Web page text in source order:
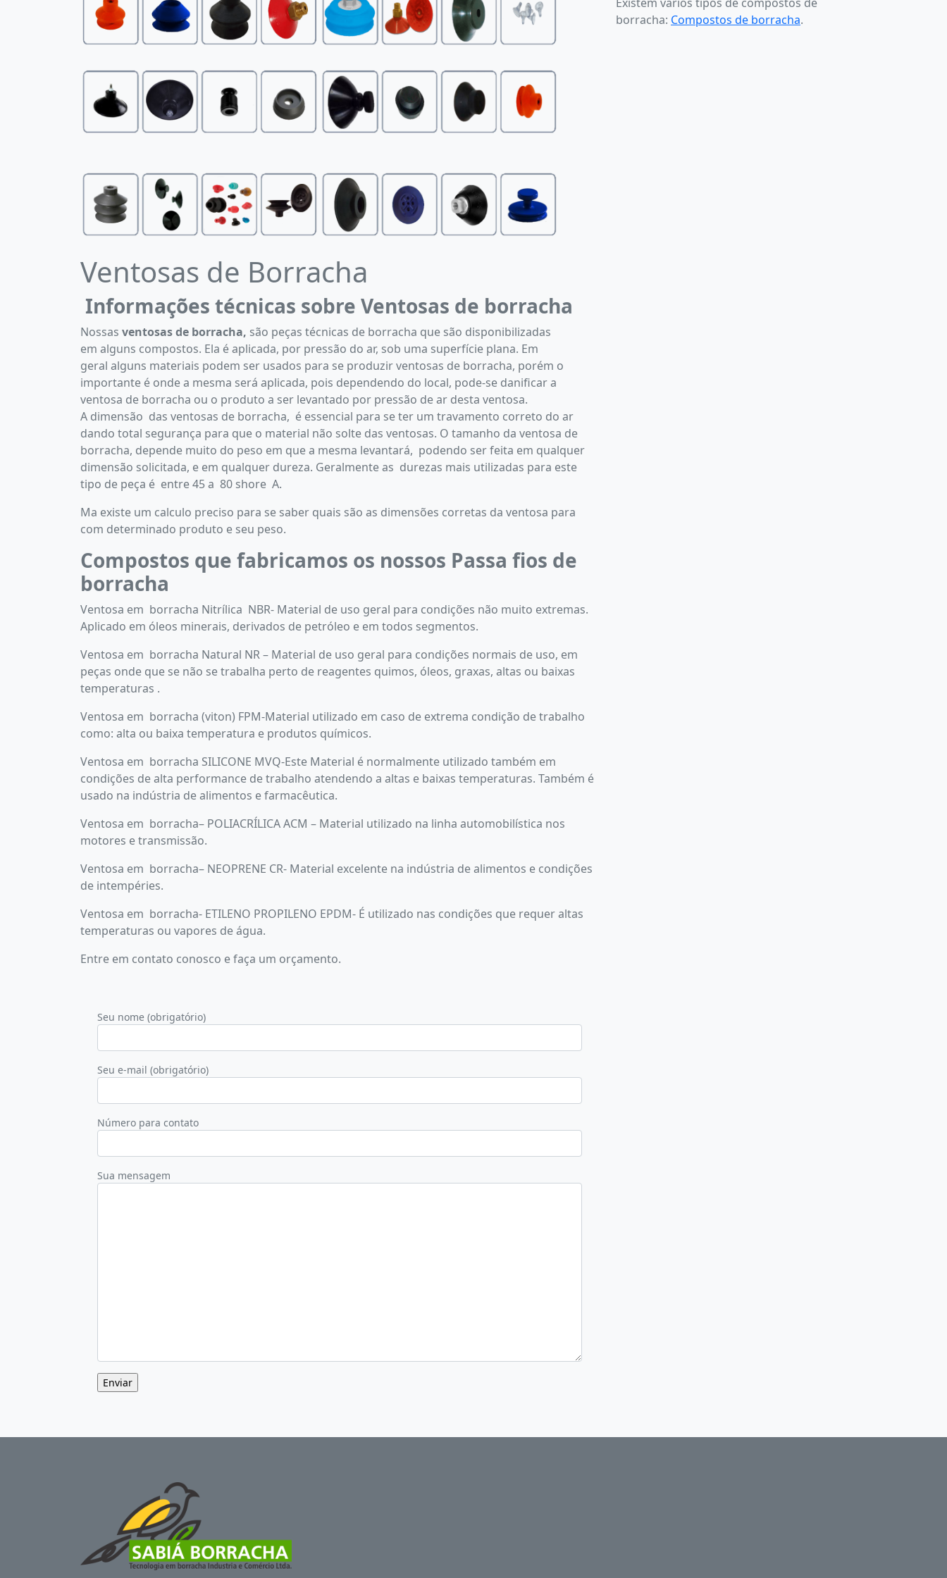
Ventosas de Borracha
Informações técnicas sobre Ventosas de borracha
Nossas ventosas de borracha, são peças técnicas de borracha que são disponibilizadas
em alguns compostos. Ela é aplicada, por pressão do ar, sob uma superfície plana. Em
geral alguns materiais podem ser usados para se produzir ventosas de borracha, porém o
importante é onde a mesma será aplicada, pois dependendo do local, pode-se danificar a
ventosa de borracha ou o produto a ser levantado por pressão de ar desta ventosa.
A dimensão das ventosas de borracha, é essencial para se ter um travamento correto do ar
dando total segurança para que o material não solte das ventosas. O tamanho da ventosa de
borracha, depende muito do peso em que a mesma levantará, podendo ser feita em qualquer
dimensão solicitada, e em qualquer dureza. Geralmente as durezas mais utilizadas para este
tipo de peça é entre 45 a 80 shore A.
Ma existe um calculo preciso para se saber quais são as dimensões corretas da ventosa para
com determinado produto e seu peso.
Compostos que fabricamos os nossos Passa fios de
borracha
Ventosa em borracha Nitrílica NBR- Material de uso geral para condições não muito extremas.
Aplicado em óleos minerais, derivados de petróleo e em todos segmentos.
Ventosa em borracha Natural NR – Material de uso geral para condições normais de uso, em
peças onde que se não se trabalha perto de reagentes quimos, óleos, graxas, altas ou baixas
temperaturas .
Ventosa em borracha (viton) FPM-Material utilizado em caso de extrema condição de trabalho
como: alta ou baixa temperatura e produtos químicos.
Ventosa em borracha SILICONE MVQ-Este Material é normalmente utilizado também em
condições de alta performance de trabalho atendendo a altas e baixas temperaturas. Também é
usado na indústria de alimentos e farmacêutica.
Ventosa em borracha– POLIACRÍLICA ACM – Material utilizado na linha automobilística nos
motores e transmissão.
Ventosa em borracha– NEOPRENE CR- Material excelente na indústria de alimentos e condições
de intempéries.
Ventosa em borracha- ETILENO PROPILENO EPDM- É utilizado nas condições que requer altas
temperaturas ou vapores de água.
Entre em contato conosco e faça um orçamento.
Seu nome (obrigatório)
Seu e-mail (obrigatório)
Número para contato
Sua mensagem
borracha: Compostos de borracha.